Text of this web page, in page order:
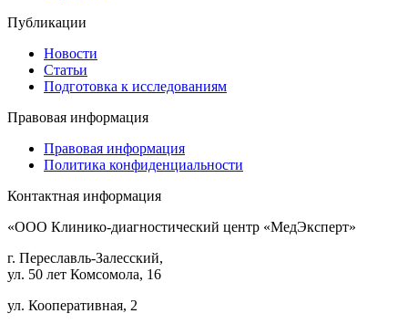
Публикации
Новости
Статьи
Подготовка к исследованиям
Правовая информация
Правовая информация
Политика конфиденциальности
Контактная информация
«ООО Клинико-диагностический центр «МедЭксперт»
г. Переславль-Залесский,
ул. 50 лет Комсомола, 16
ул. Кооперативная, 2